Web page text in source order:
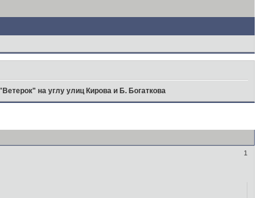
на углу улиц Кирова и Б. Богаткова
1